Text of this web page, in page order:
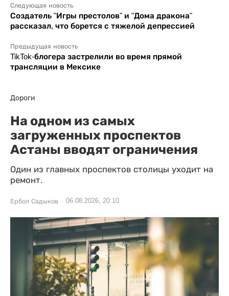
Следующая новость
Создатель "Игры престолов" и "Дома дракона"
рассказал, что борется с тяжелой депрессией
Предыдущая новость
TikTok-блогера застрелили во время прямой
трансляции в Мексике
Дороги
На одном из самых
загруженных проспектов
Астаны вводят ограничения
Один из главных проспектов столицы уходит на
ремонт.
Ербол Садыков 06.08.2026, 20:10